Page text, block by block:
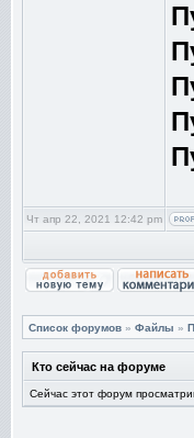
Чт апр 22, 2021 12:42 pm
Список форумов » Файлы »
Кто сейчас на форуме
Сейчас этот форум